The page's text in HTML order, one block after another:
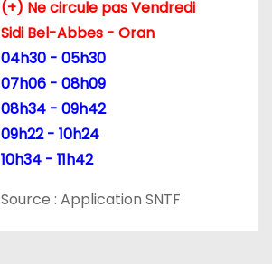
(+) Ne circule pas Vendredi
Sidi Bel-Abbes - Oran
04h30 - 05h30
07h06 - 08h09
08h34 - 09h42
09h22 - 10h24
10h34 - 11h42
Source : Application SNTF